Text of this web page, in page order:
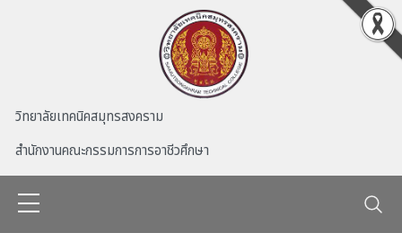
วิทยาลัยเทคนิคสมุทรสงคราม
สำนักงานคณะกรรมการการอาชีวศึกษา